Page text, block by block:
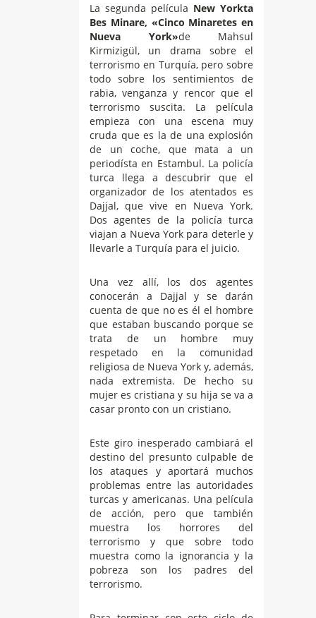
La segunda película New Yorkta
Bes Minare, «Cinco Minaretes en
Nueva York»de Mahsul
Kirmizigül, un drama sobre el
terrorismo en Turquía, pero sobre
todo sobre los sentimientos de
rabia, venganza y rencor que el
terrorismo suscita. La película
empieza con una escena muy
cruda que es la de una explosión
de un coche, que mata a un
periodísta en Estambul. La policía
turca llega a descubrir que el
organizador de los atentados es
Dajjal, que vive en Nueva York.
Dos agentes de la policía turca
viajan a Nueva York para deterle y
llevarle a Turquía para el juicio.
Una vez allí, los dos agentes
conocerán a Dajjal y se darán
cuenta de que no es él el hombre
que estaban buscando porque se
trata de un hombre muy
respetado en la comunidad
religiosa de Nueva York y, además,
nada extremista. De hecho su
mujer es cristiana y su hija se va a
casar pronto con un cristiano.
Este giro inesperado cambiará el
destino del presunto culpable de
los ataques y aportará muchos
problemas entre las autoridades
turcas y americanas. Una película
de acción, pero que también
muestra los horrores del
terrorismo y que sobre todo
muestra como la ignorancia y la
pobreza son los padres del
terrorismo.